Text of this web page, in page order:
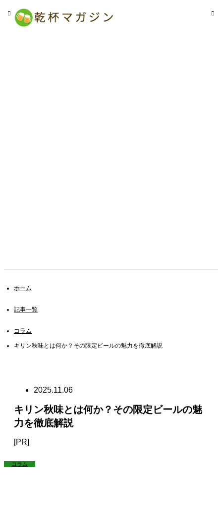
ホーム
記事一覧
コラム
キリン秋味とは何か？その限定ビールの魅力を徹底解説
2025.11.06
キリン秋味とは何か？その限定ビールの魅
力を徹底解説
[PR]
コラム